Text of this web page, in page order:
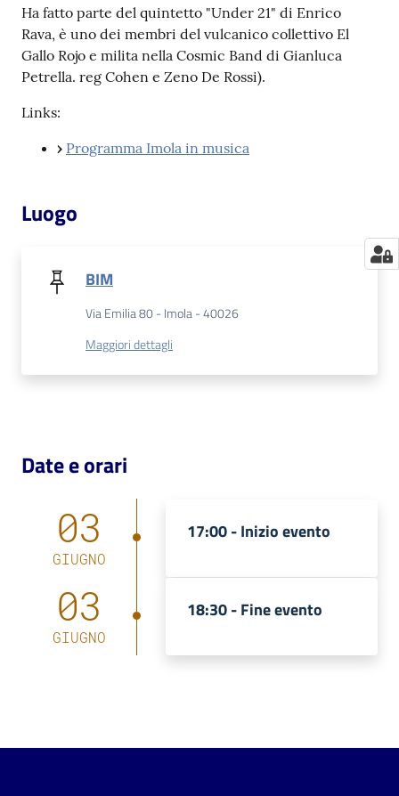
Ha fatto parte del quintetto "Under 21" di Enrico
Rava, è uno dei membri del vulcanico collettivo El
Gallo Rojo e milita nella Cosmic Band di Gianluca
Petrella. reg Cohen e Zeno De Rossi).
Links:
› Programma Imola in musica
Luogo
BIM
Via Emilia 80 - Imola - 40026
Maggiori dettagli
Date e orari
03
GIUGNO
17:00 -Inizio evento
03
GIUGNO
18:30 -Fine evento